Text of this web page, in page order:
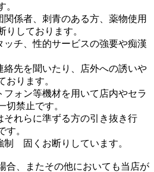
。
係者、刺青のある方、薬物使用
りしております。
ッチ、性的サービスの強要や痴漢
絡先を聞いたり、店外への誘いや
おります。
ォン等機材を用いて店内やセラ
切禁止です。
それらに準ずる方の引き抜き行
す。
固くお断りしています。
合、またその他においても当店が